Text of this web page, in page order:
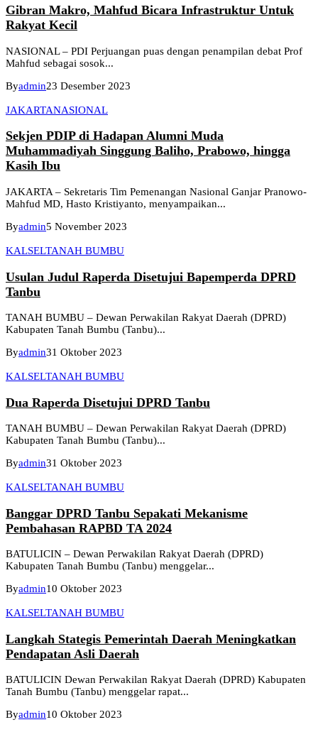
Gibran Makro, Mahfud Bicara Infrastruktur Untuk
Rakyat Kecil
NASIONAL – PDI Perjuangan puas dengan penampilan debat Prof
Mahfud sebagai sosok...
Byadmin23 Desember 2023
JAKARTANASIONAL
Sekjen PDIP di Hadapan Alumni Muda
Muhammadiyah Singgung Baliho, Prabowo, hingga
Kasih Ibu
JAKARTA – Sekretaris Tim Pemenangan Nasional Ganjar Pranowo-
Mahfud MD, Hasto Kristiyanto, menyampaikan...
Byadmin5 November 2023
KALSELTANAH BUMBU
Usulan Judul Raperda Disetujui Bapemperda DPRD
Tanbu
TANAH BUMBU – Dewan Perwakilan Rakyat Daerah (DPRD)
Kabupaten Tanah Bumbu (Tanbu)...
Byadmin31 Oktober 2023
KALSELTANAH BUMBU
Dua Raperda Disetujui DPRD Tanbu
TANAH BUMBU – Dewan Perwakilan Rakyat Daerah (DPRD)
Kabupaten Tanah Bumbu (Tanbu)...
Byadmin31 Oktober 2023
KALSELTANAH BUMBU
Banggar DPRD Tanbu Sepakati Mekanisme
Pembahasan RAPBD TA 2024
BATULICIN – Dewan Perwakilan Rakyat Daerah (DPRD)
Kabupaten Tanah Bumbu (Tanbu) menggelar...
Byadmin10 Oktober 2023
KALSELTANAH BUMBU
Langkah Stategis Pemerintah Daerah Meningkatkan
Pendapatan Asli Daerah
BATULICIN Dewan Perwakilan Rakyat Daerah (DPRD) Kabupaten
Tanah Bumbu (Tanbu) menggelar rapat...
Byadmin10 Oktober 2023